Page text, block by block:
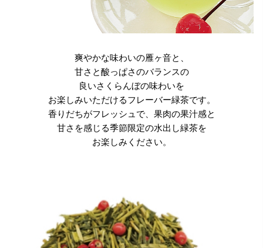
爽やかな味わいの雁ヶ音と、
甘さと酸っぱさのバランスの
良いさくらんぼの味わいを
お楽しみいただけるフレーバー緑茶です。
香りだちがフレッシュで、果肉の果汁感と
甘さを感じる季節限定の水出し緑茶を
お楽しみください。